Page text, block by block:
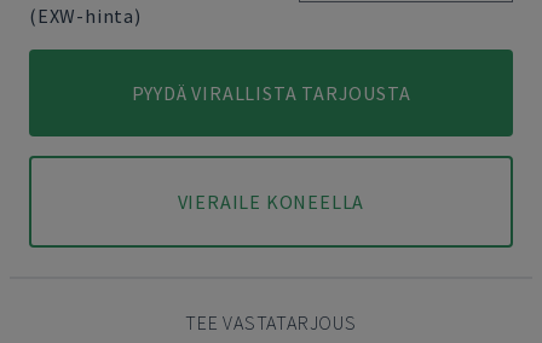
(EXW-hinta)
PYYDÄ VIRALLISTA TARJOUSTA
VIERAILE KONEELLA
TEE VASTATARJOUS